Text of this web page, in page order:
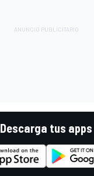
Descarga tus apps